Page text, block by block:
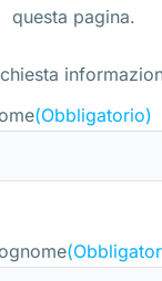
questa pagina.
(Obbligatorio)